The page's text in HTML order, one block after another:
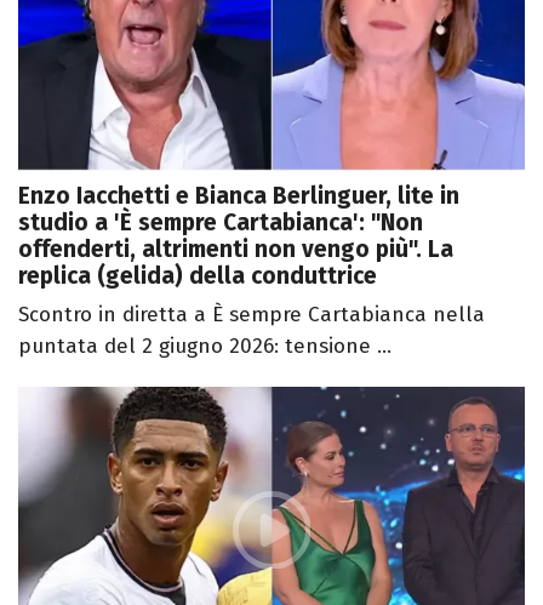
Enzo Iacchetti e Bianca Berlinguer, lite in
studio a 'È sempre Cartabianca': "Non
offenderti, altrimenti non vengo più". La
replica (gelida) della conduttrice
Scontro in diretta a È sempre Cartabianca nella
puntata del 2 giugno 2026: tensione ...